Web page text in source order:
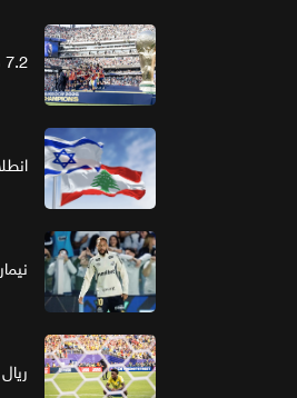
7.2 مليار دولار.. كيف حول كأس العالم الرعاية إلى استثمار ذهبي؟